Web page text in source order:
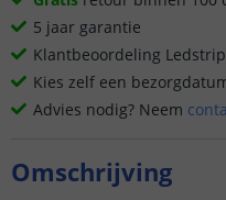
5 jaar garantie
Klantbeoordeling
Kies zelf een
Advies nodig? Neem
Omschrijving